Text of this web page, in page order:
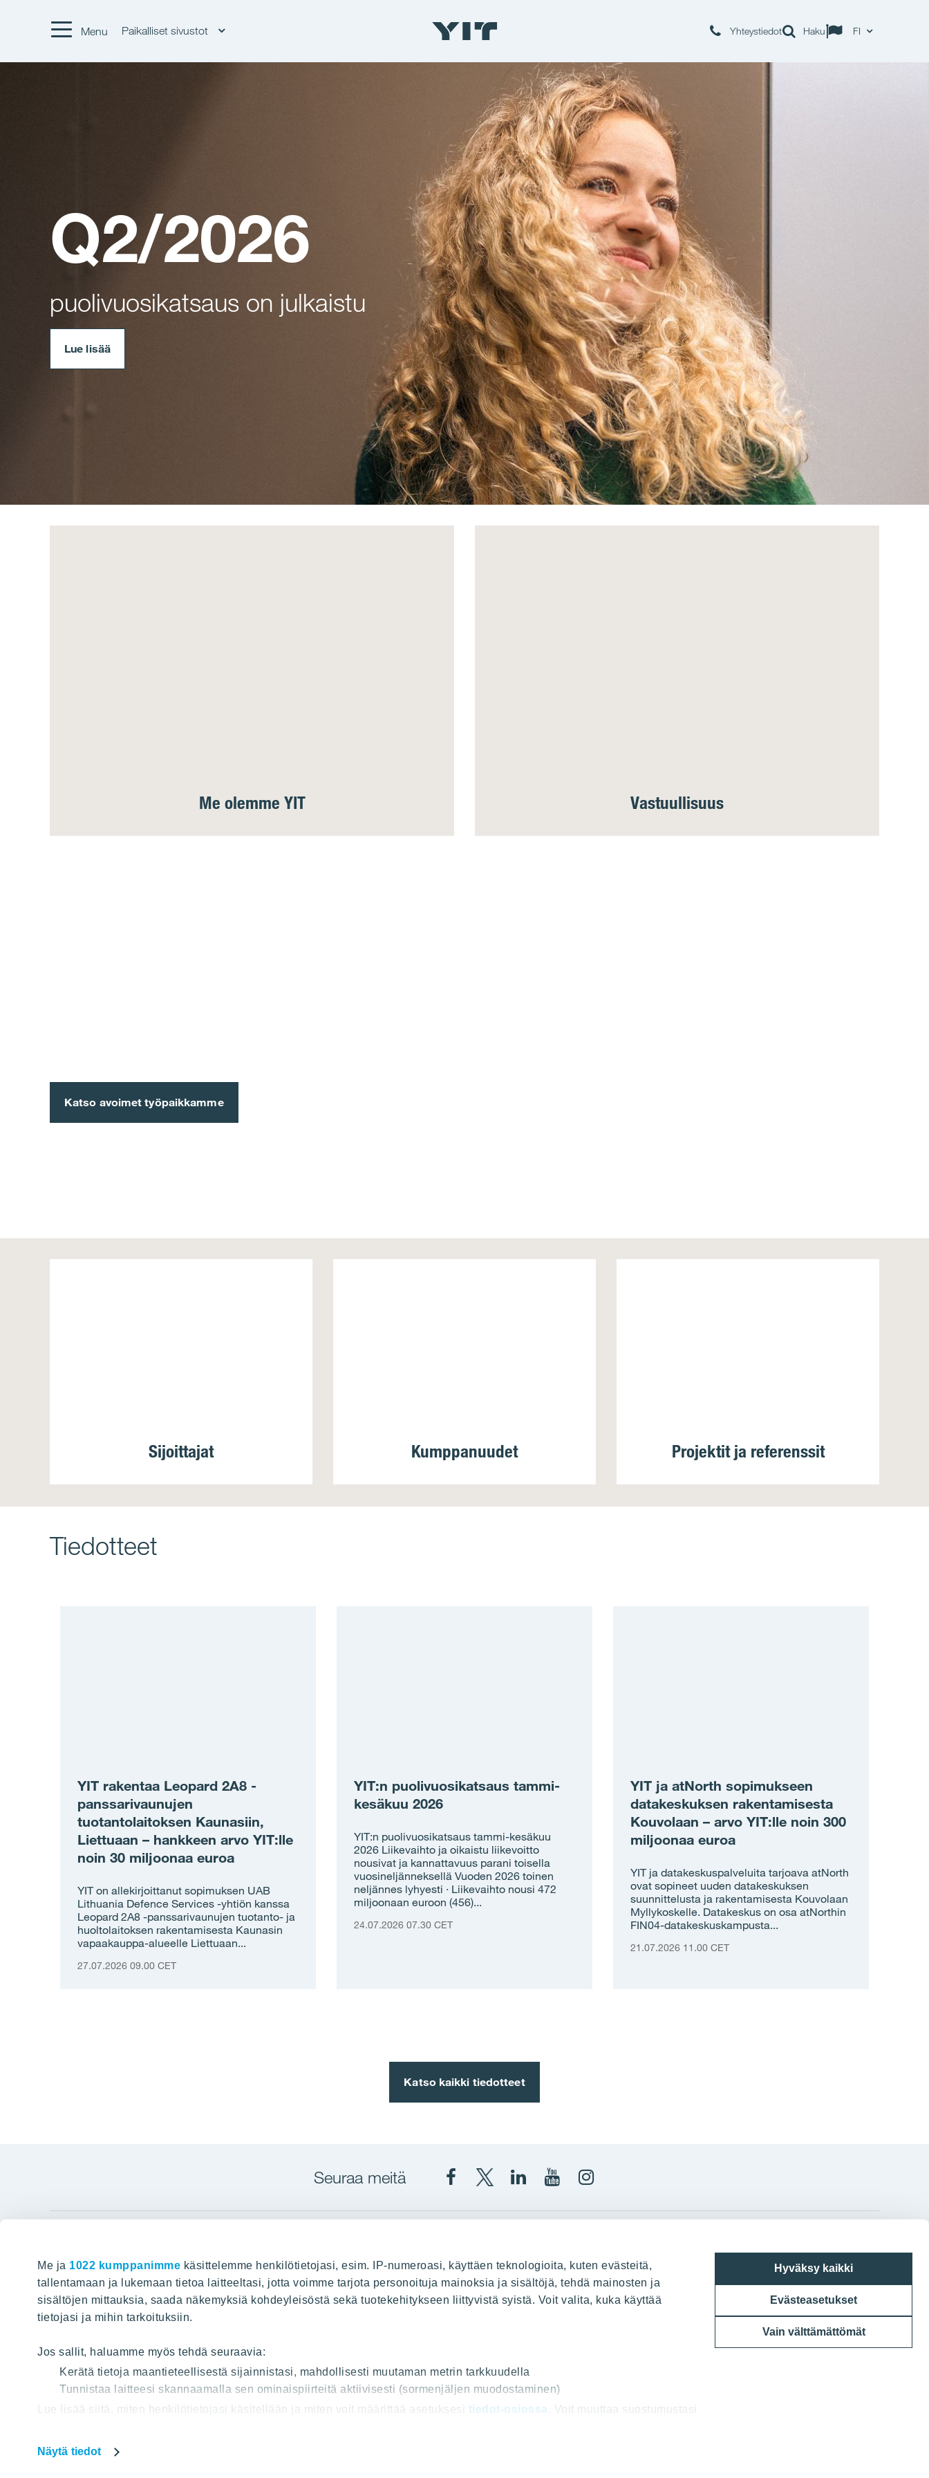
Me ja 1022 kumppanimme käsittelemme henkilötietojasi, esim. IP-numeroasi, käyttäen teknologioita, kuten evästeitä,
tallentamaan ja lukemaan tietoa laitteeltasi, jotta voimme tarjota personoituja mainoksia ja sisältöjä, tehdä mainosten ja
sisältöjen mittauksia, saada näkemyksiä kohdeyleisöstä sekä tuotekehitykseen liittyvistä syistä. Voit valita, kuka käyttää
tietojasi ja mihin tarkoituksiin.
Jos sallit, haluamme myös tehdä seuraavia:
Kerätä tietoja maantieteellisestä sijainnistasi, mahdollisesti muutaman metrin tarkkuudella
Tunnistaa laitteesi skannaamalla sen ominaispiirteitä aktiivisesti (sormenjäljen muodostaminen)
Lue lisää siitä, miten henkilötietojasi käsitellään ja miten voit määrittää asetuksesi tiedot-osiossa . Voit muuttaa suostumustasi
Käytämme verkkosivuillamme evästeitä, jotta voisimme tarjota sinulle entistäkin parempia sisältöjä ja ominaisuuksia.
Näytä tiedot
Hyväksy kaikki
Evästeasetukset
Vain välttämättömät
Menu Paikalliset sivustot Yhteystiedot Haku FI
Q2/2026
puolivuosikatsaus on julkaistu
Lue lisää
Me olemme YIT Vastuullisuus
Katso avoimet työpaikkamme
Sijoittajat Kumppanuudet Projektit ja referenssit
Tiedotteet
YIT rakentaa Leopard 2A8 -
panssarivaunujen
tuotantolaitoksen Kaunasiin,
Liettuaan – hankkeen arvo YIT:lle
noin 30 miljoonaa euroa
YIT on allekirjoittanut sopimuksen UAB
Lithuania Defence Services -yhtiön kanssa
Leopard 2A8 -panssarivaunujen tuotanto- ja
huoltolaitoksen rakentamisesta Kaunasin
vapaakauppa-alueelle Liettuaan...
27.07.2026 09.00 CET
YIT:n puolivuosikatsaus tammi-
kesäkuu 2026
YIT:n puolivuosikatsaus tammi-kesäkuu
2026 Liikevaihto ja oikaistu liikevoitto
nousivat ja kannattavuus parani toisella
vuosineljänneksellä Vuoden 2026 toinen
neljännes lyhyesti · Liikevaihto nousi 472
miljoonaan euroon (456)...
24.07.2026 07.30 CET
YIT ja atNorth sopimukseen
datakeskuksen rakentamisesta
Kouvolaan – arvo YIT:lle noin 300
miljoonaa euroa
YIT ja datakeskuspalveluita tarjoava atNorth
ovat sopineet uuden datakeskuksen
suunnittelusta ja rakentamisesta Kouvolaan
Myllykoskelle. Datakeskus on osa atNorthin
FIN04-datakeskuskampusta...
21.07.2026 11.00 CET
Katso kaikki tiedotteet
Seuraa meitä
YITYITCorporation
Corporation
YIT
Hyvin rakennettu huominen
HAKU
Tietoa YIT:stä
Töihin meille
Projektit
Vastuullisuus
Media
Yhteystiedot
Myytävät asunnot
Vuokrattavat toimitilat
Toimitilarakentaminen
Teollisuusrakentaminen
Panuntie 11, PL 36, 00620 Helsinki
020 433 111